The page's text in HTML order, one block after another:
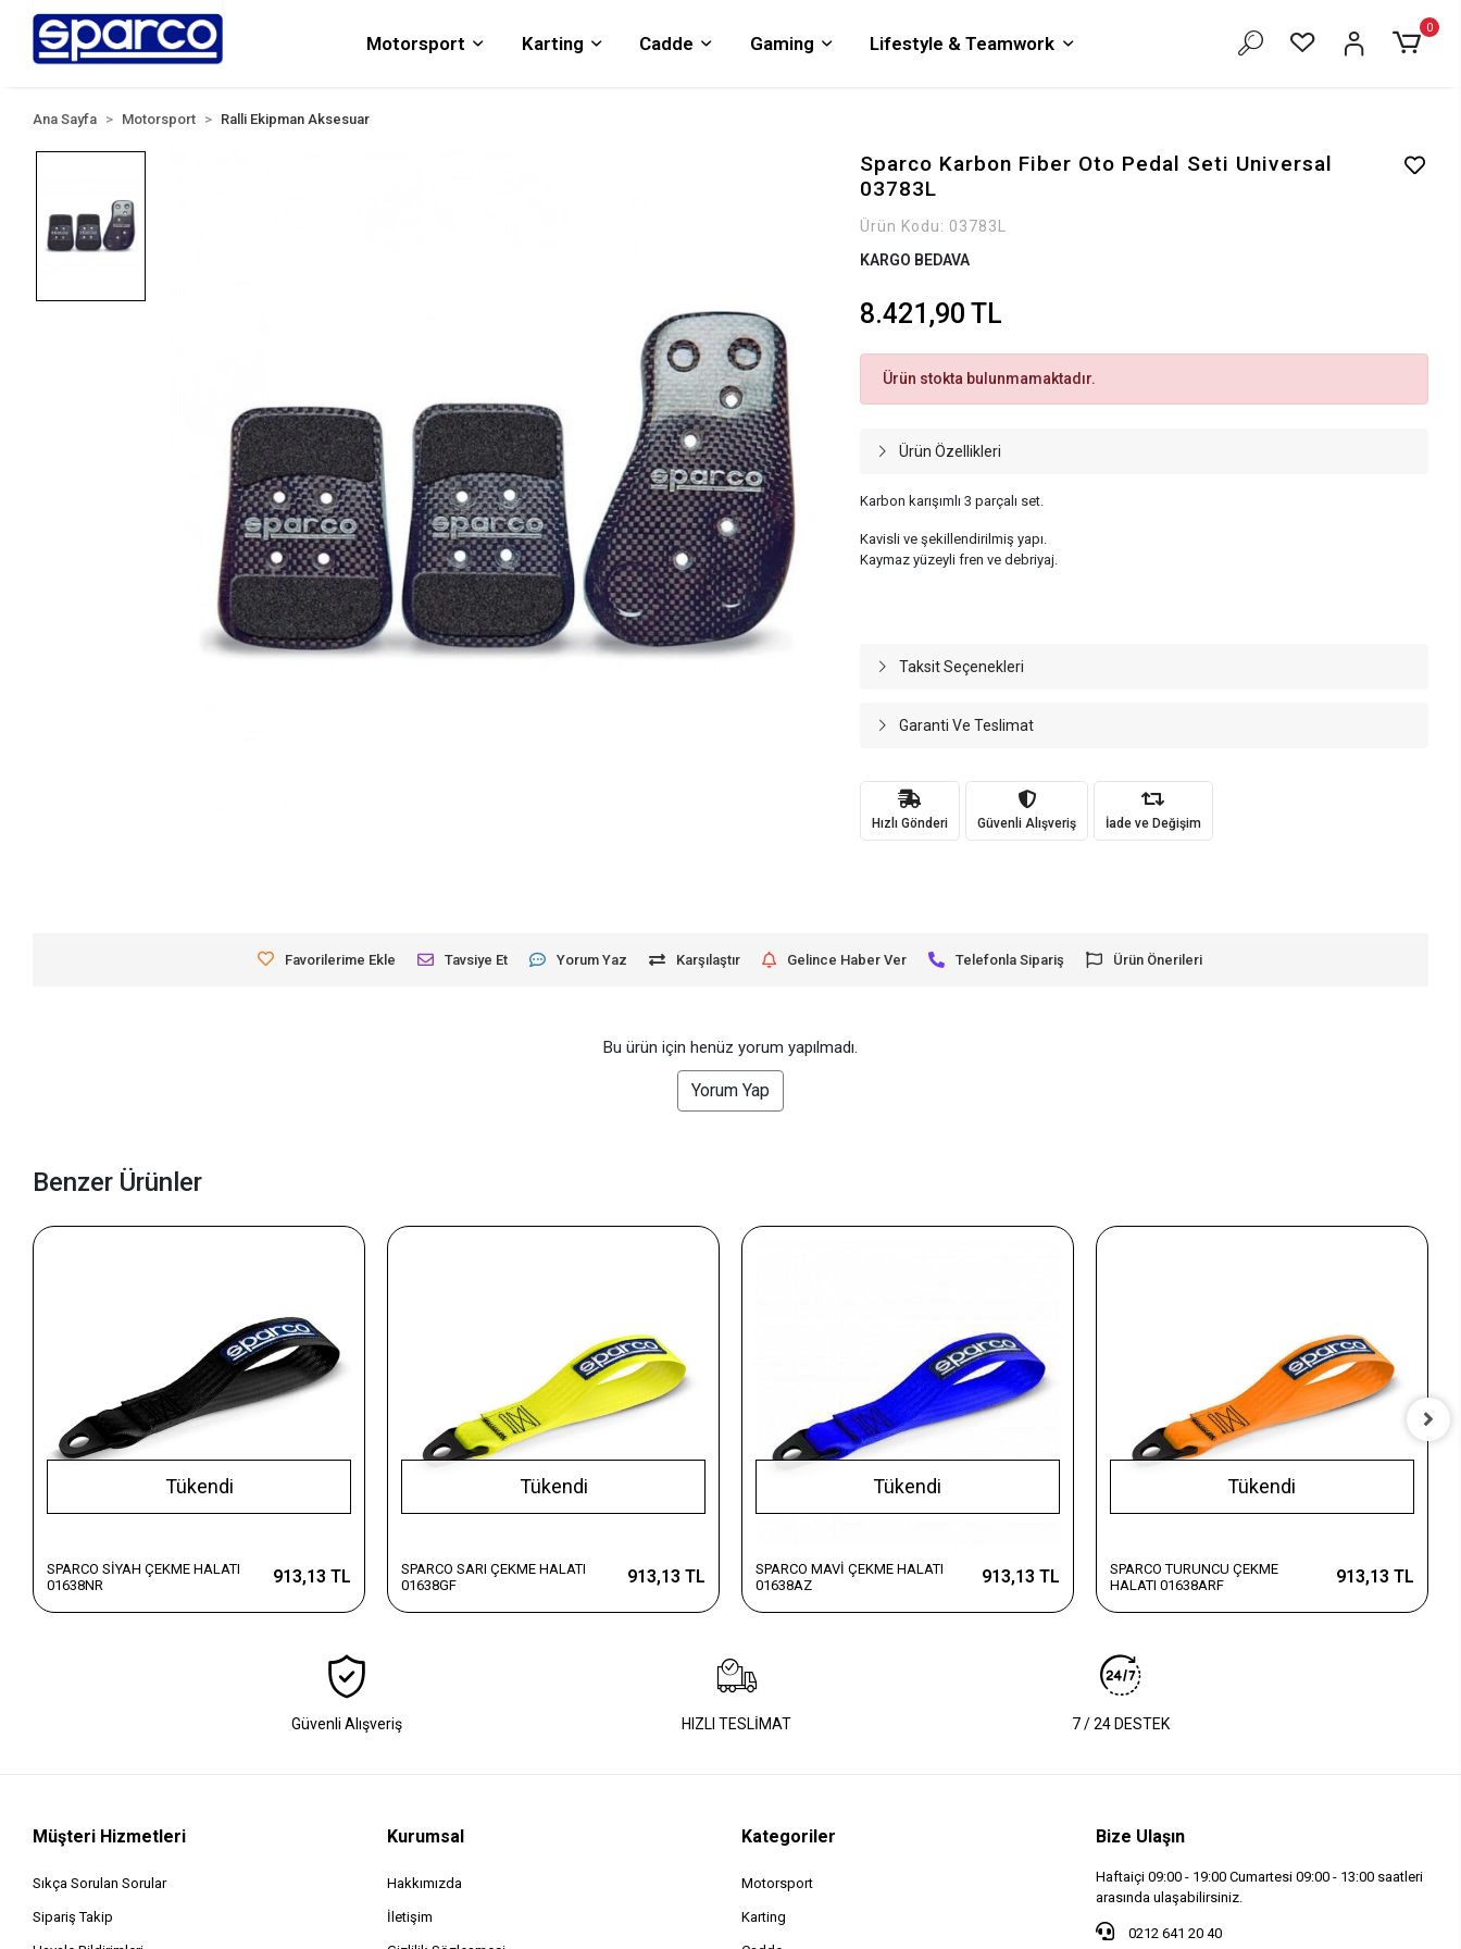
Motorsport Karting Cadde Gaming Lifestyle & Teamwork
0
Ana Sayfa Motorsport Ralli Ekipman Aksesuar
Sparco Karbon Fiber Oto Pedal Seti Universal
03783L
Ürün Kodu: 03783L
KARGO BEDAVA
8.421,90 TL
Ürün stokta bulunmamaktadır.
Ürün Özellikleri
Karbon karışımlı 3 parçalı set.
Kavisli ve şekillendirilmiş yapı.
Kaymaz yüzeyli fren ve debriyaj.
Taksit Seçenekleri
Garanti Ve Teslimat
Hızlı Gönderi Güvenli Alışveriş İade ve Değişim
Favorilerime Ekle Tavsiye Et Yorum Yaz Karşılaştır Gelince Haber Ver Telefonla Sipariş Ürün Önerileri
Bu ürün için henüz yorum yapılmadı.
Yorum Yap
Benzer Ürünler
Tükendi
SPARCO SİYAH ÇEKME HALATI
01638NR
913,13 TL
Tükendi
SPARCO SARI ÇEKME HALATI
01638GF
913,13 TL
Tükendi
SPARCO MAVİ ÇEKME HALATI
01638AZ
913,13 TL
Tükendi
SPARCO TURUNCU ÇEKME
HALATI 01638ARF
913,13 TL
Güvenli Alışveriş HIZLI TESLİMAT 7 / 24 DESTEK
Müşteri Hizmetleri
Sıkça Sorulan Sorular
Sipariş Takip
Kurumsal
Hakkımızda
İletişim
Kategoriler
Motorsport
Karting
Bize Ulaşın
Haftaiçi 09:00 - 19:00 Cumartesi 09:00 - 13:00 saatleri
arasında ulaşabilirsiniz.
0212 641 20 40